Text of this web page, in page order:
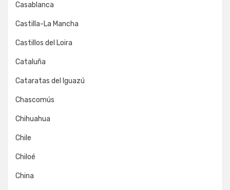
Casablanca
Castilla-La Mancha
Castillos del Loira
Cataluña
Cataratas del Iguazú
Chascomús
Chihuahua
Chile
Chiloé
China